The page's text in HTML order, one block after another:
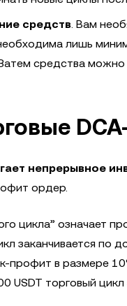
средств. Вам
лишь
средства можно
непрерывное
ордер.
цикла” означает
заканчивается
профит в размере
USDT торговый цикл